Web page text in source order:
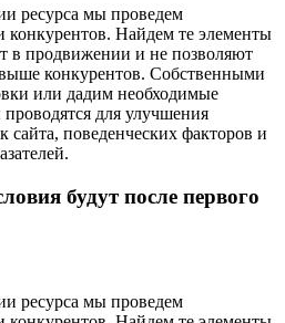
ресурса мы проведем
конкурентов. Найдем те элементы
в продвижении и не позволяют
выше конкурентов. Собственными
или дадим необходимые
для улучшения
сайта, поведенческих факторов и
будут после первого
ресурса мы проведем